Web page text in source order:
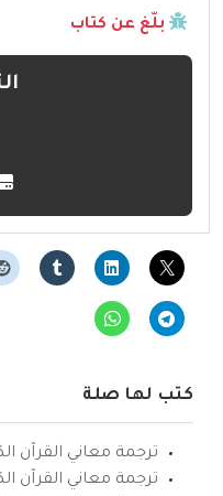
بلّغ عن كتاب
كتب لها صلة
ترجمة معاني القرآن
ترجمة معاني القرآن